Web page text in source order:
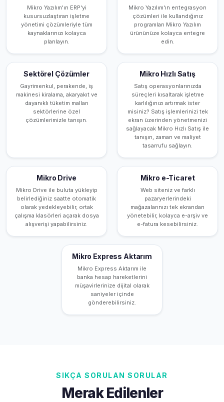
Mikro Yazılım'ın ERP'yi
kusursuzlaştıran işletme
yönetimi çözümleriyle tüm
kaynaklarınızı kolayca
planlayın.
Mikro Yazılım'ın entegrasyon
çözümleri ile kullandığınız
programları Mikro Yazılım
ürününüze kolayca entegre
edin.
Sektörel Çözümler
Gayrimenkul, perakende, iş
makinesi kiralama, akaryakıt ve
dayanıklı tüketim malları
sektörlerine özel
çözümlerimizle tanışın.
Mikro Hızlı Satış
Satış operasyonlarınızda
süreçleri kısaltarak işletme
karlılığınızı artırmak ister
misiniz? Satış işlemlerinizi tek
ekran üzerinden yönetmenizi
sağlayacak Mikro Hızlı Satış ile
tanışın, zaman ve maliyet
tasarrufu sağlayın.
Mikro Drive
Mikro Drive ile buluta yükleyip
belirlediğiniz saatte otomatik
olarak yedekleyebilir, ortak
çalışma klasörleri açarak dosya
alışverişi yapabilirsiniz.
Mikro e-Ticaret
Web siteniz ve farklı
pazaryerlerindeki
mağazalarınızı tek ekrandan
yönetebilir, kolayca e-arşiv ve
e-fatura kesebilirsiniz.
Mikro Express Aktarım
Mikro Express Aktarım ile
banka hesap hareketlerini
müşavirlerinize dijital olarak
saniyeler içinde
gönderebilirsiniz.
SIKÇA SORULAN SORULAR
Merak Edilenler